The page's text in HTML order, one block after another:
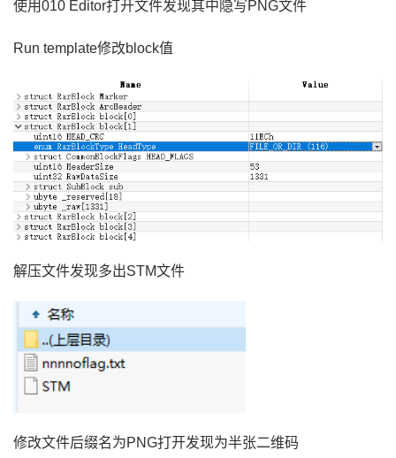
使用010 Editor打开文件发现其中隐写PNG文件
Run template修改block值
解压文件发现多出STM文件
修改文件后缀名为PNG打开发现为半张二维码